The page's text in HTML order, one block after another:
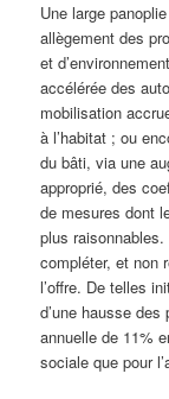
Une large
allègement des
et
accélérée des
mobilisation
à l’habitat ; ou
du bâti, via une
approprié, des
de mesures dont
plus
compléter, et non
l’offre. De telles
d’une hausse
annuelle de 11%
sociale que pour